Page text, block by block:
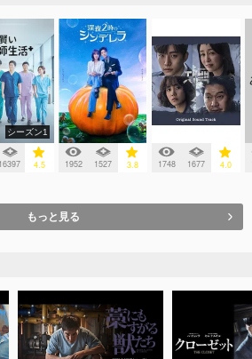
シーズン1
16397 4.5 1952 1527 3.8 1748 1677 4.0
もっと見る